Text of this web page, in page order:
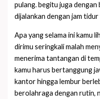
pulang. begitu juga
dijalankan dengan jam tidur
Apa yang selama ini kamu
dirimu seringkali malah
menerima tantangan di
kamu harus bertanggung
kantor hingga lembur
berolahraga dengan rutin,